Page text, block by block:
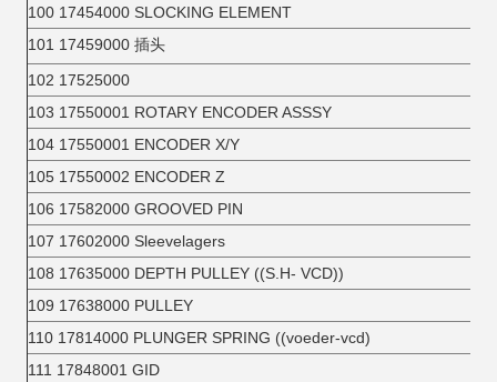
100 17454000 SLOCKING ELEMENT
101 17459000 插头
102 17525000
103 17550001 ROTARY ENCODER ASS­SY
104 17550001 ENCODER X/Y
105 17550002 ENCODER Z
106 17582000 GROOVED PIN
107 17602000 Sleevelagers
108 17635000 DEPTH PULLEY ((S.H- VCD))
109 17638000 PULLEY
110 17814000 PLUNGER SPRING ((voeder-vcd)
111 17848001 GID